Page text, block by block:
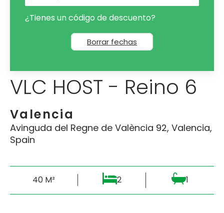
VLC HOST - Reino 6
Valencia
Avinguda del Regne de València 92, Valencia,
Spain
40 M² 2 1
¿Tienes un código de descuento?
Borrar fechas